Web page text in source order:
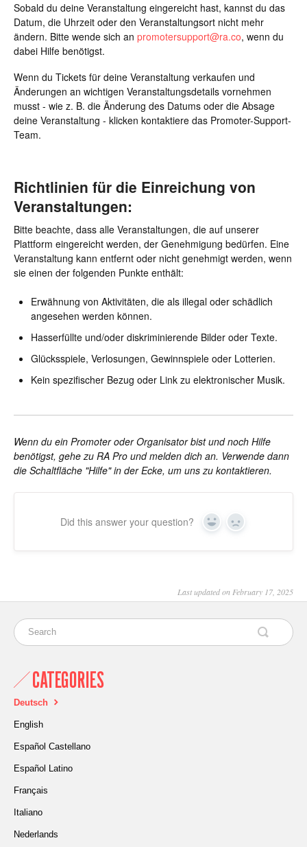
Sobald du deine Veranstaltung eingereicht hast, kannst du das
Datum, die Uhrzeit oder den Veranstaltungsort nicht mehr
ändern. Bitte wende sich an promotersupport@ra.co, wenn du
dabei Hilfe benötigst.
Wenn du Tickets für deine Veranstaltung verkaufen und
Änderungen an wichtigen Veranstaltungsdetails vornehmen
musst - wie z. B. die Änderung des Datums oder die Absage
deine Veranstaltung - klicken kontaktiere das Promoter-Support-
Team.
Richtlinien für die Einreichung von
Veranstaltungen:
Bitte beachte, dass alle Veranstaltungen, die auf unserer
Plattform eingereicht werden, der Genehmigung bedürfen. Eine
Veranstaltung kann entfernt oder nicht genehmigt werden, wenn
sie einen der folgenden Punkte enthält:
Erwähnung von Aktivitäten, die als illegal oder schädlich
angesehen werden können.
Hasserfüllte und/oder diskriminierende Bilder oder Texte.
Glücksspiele, Verlosungen, Gewinnspiele oder Lotterien.
Kein spezifischer Bezug oder Link zu elektronischer Musik.
Wenn du ein Promoter oder Organisator bist und noch Hilfe
benötigst, gehe zu RA Pro und melden dich an. Verwende dann
die Schaltfläche "Hilfe" in der Ecke, um uns zu kontaktieren.
Did this answer your question? Yes No
Last updated on February 17, 2025
CATEGORIES
Deutsch
English
Español Castellano
Español Latino
Français
Italiano
Nederlands